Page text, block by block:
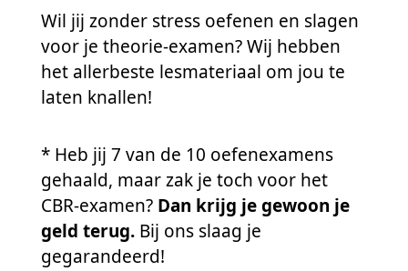
Wil jij zonder stress oefenen en slagen
voor je theorie-examen? Wij hebben
het allerbeste lesmateriaal om jou te
laten knallen!
* Heb jij 7 van de 10 oefenexamens
gehaald, maar zak je toch voor het
CBR-examen? Dan krijg je gewoon je
geld terug. Bij ons slaag je
gegarandeerd!